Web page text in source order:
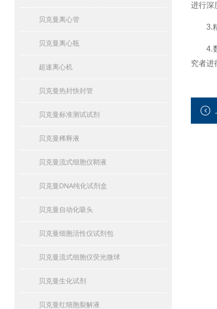
贝克曼离心管
贝克曼离心瓶
超速离心机
贝克曼热封快封管
贝克曼标准测试试剂
贝克曼稀释液
贝克曼流式细胞仪鞘液
贝克曼DNA纯化试剂盒
贝克曼自动化吸头
贝克曼细胞活性仪试剂包
贝克曼流式细胞仪荧光微球
贝克曼生化试剂
贝克曼红细胞裂解液
进行深
3.精
4.数
究者进